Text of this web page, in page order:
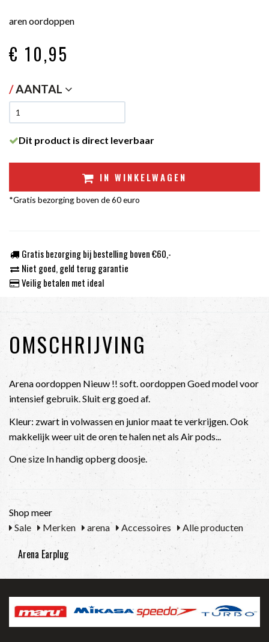
aren oordoppen
€ 10,95
/AANTAL
Dit product is direct leverbaar
IN WINKELWAGEN
*Gratis bezorging boven de 60 euro
Gratis bezorging bij bestelling boven €60,-
Niet goed, geld terug garantie
Veilig betalen met ideal
OMSCHRIJVING
Arena oordoppen Nieuw !! soft. oordoppen Goed model voor
intensief gebruik. Sluit erg goed af.
Kleur: zwart in volwassen en junior maat te verkrijgen. Ook
makkelijk weer uit de oren te halen net als Air pods...
One size In handig opberg doosje.
Shop meer
Sale
Merken arena Accessoires Alle producten
Arena Earplug